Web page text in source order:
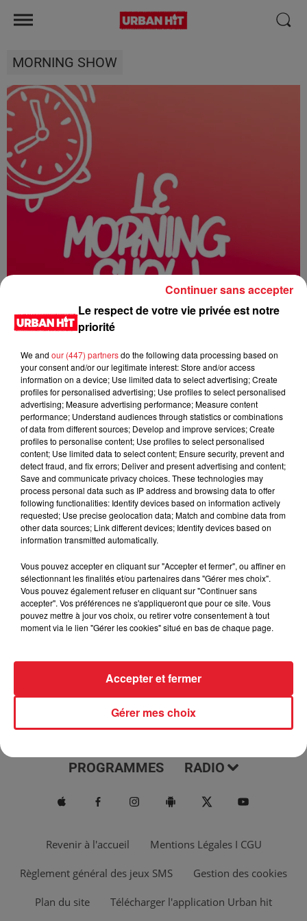
MORNING SHOW
0:00 2 min 46 sec
6 septembre 2024 - 2 min 46 sec
MORNING SHOW 09H34 du 06.09.2024
Le Morning Show
ACTUS MUSIQUES
PROGRAMMES RADIO
Revenir à l'accueil Mentions Légales I CGU
Règlement général des jeux SMS Gestion des cookies
Plan du site Télécharger l'application Urban hit
Le respect de votre vie privée est notre
priorité
We and our (447) partnersdo the following data processing based on
your consent and/or our legitimate interest: Store and/or access
information on a device; Use limited data to select advertising; Create
profiles for personalised advertising; Use profiles to select personalised
advertising; Measure advertising performance; Measure content
performance; Understand audiences through statistics or combinations
of data from different sources; Develop and improve services; Create
profiles to personalise content; Use profiles to select personalised
content; Use limited data to select content; Ensure security, prevent and
detect fraud, and fix errors; Deliver and present advertising and content;
Save and communicate privacy choices. These technologies may
process personal data such as IP address and browsing data to offer
following functionalities: Identify devices based on information actively
requested; Use precise geolocation data; Match and combine data from
other data sources; Link different devices; Identify devices based on
information transmitted automatically.
Vous pouvez accepter en cliquant sur "Accepter et fermer", ou affiner en
sélectionnant les finalités et/ou partenaires dans "Gérer mes choix".
Vous pouvez également refuser en cliquant sur "Continuer sans
accepter". Vos préférences ne s'appliqueront que pour ce site. Vous
pouvez mettre à jour vos choix, ou retirer votre consentement à tout
moment via le lien "Gérer les cookies" situé en bas de chaque page.
Gérer mes choix
Accepter et fermer
Continuer sans accepter